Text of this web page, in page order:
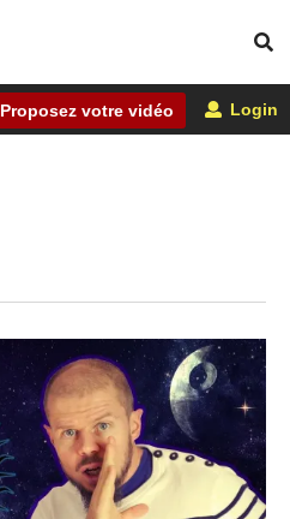
Proposez votre vidéo Login